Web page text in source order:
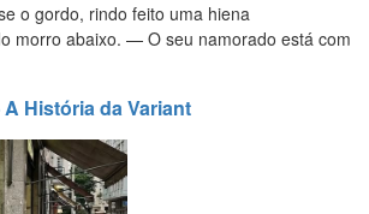
o gordo, rindo feito uma hiena
morro abaixo. — O seu namorado está com
História da Variant